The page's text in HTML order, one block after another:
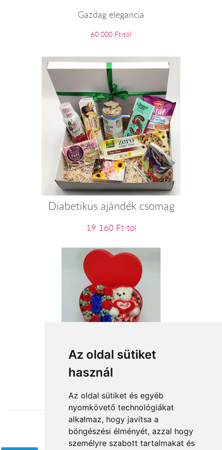
Az oldal sütiket
használ
Az oldal sütiket és egyéb
nyomkövető technológiákat
alkalmaz, hogy javítsa a
böngészési élményét, azzal hogy
személyre szabott tartalmakat és
Gazdag elegancia
60 000 Ft-tól
Diabetikus ajándék csomag
19 160 Ft-tól
Szívemből szeretettel
15 840 Ft-tól
Elfogadott fizetési módok